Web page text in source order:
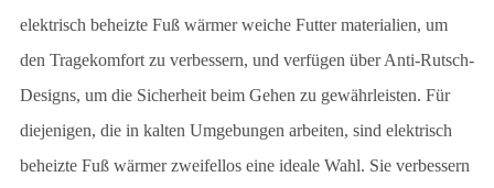
elektrisch beheizte Fuß wärmer weiche Futter materialien, um
den Tragekomfort zu verbessern, und verfügen über Anti-Rutsch-
Designs, um die Sicherheit beim Gehen zu gewährleisten. Für
diejenigen, die in kalten Umgebungen arbeiten, sind elektrisch
beheizte Fuß wärmer zweifellos eine ideale Wahl. Sie verbessern